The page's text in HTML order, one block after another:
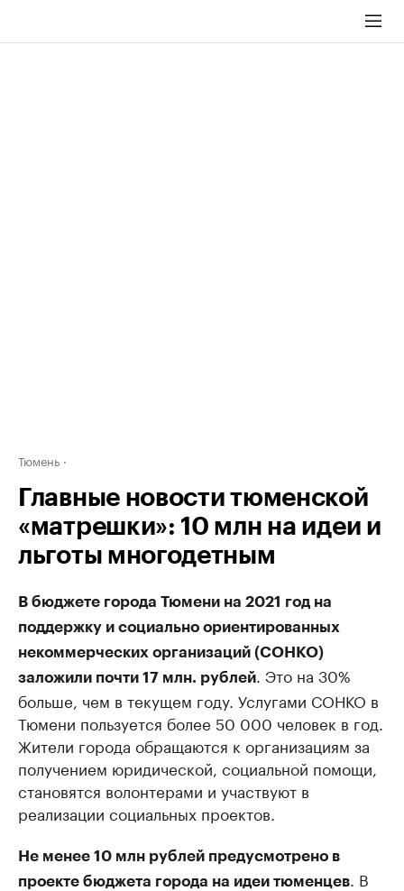
Тюмень
Главные новости тюменской
«матрешки»: 10 млн на идеи и
льготы многодетным
В бюджете города Тюмени на 2021 год на
поддержку и социально ориентированных
некоммерческих организаций (СОНКО)
заложили почти 17 млн. рублей . Это на 30%
больше, чем в текущем году. Услугами СОНКО в
Тюмени пользуется более 50 000 человек в год.
Жители города обращаются к организациям за
получением юридической, социальной помощи,
становятся волонтерами и участвуют в
реализации социальных проектов.
Не менее 10 млн рублей предусмотрено в
проекте бюджета города на идеи тюменцев
. В